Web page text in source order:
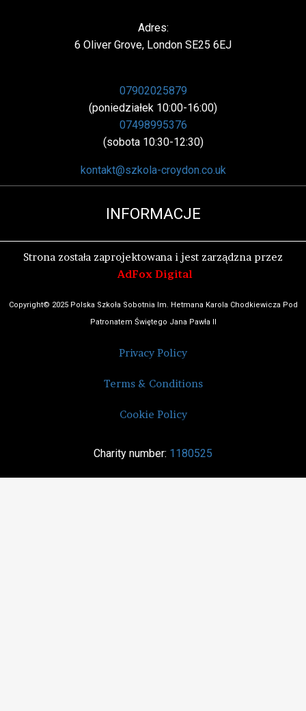
Adres:
6 Oliver Grove, London SE25 6EJ
07902025879
(poniedziałek 10:00-16:00)
07498995376
(sobota 10:30-12:30)
kontakt@szkola-croydon.co.uk
INFORMACJE
Strona została zaprojektowana i jest zarządzna przez
AdFox Digital
Copyright© 2025 Polska Szkoła Sobotnia Im. Hetmana Karola Chodkiewicza Pod
Patronatem Świętego Jana Pawła II
Privacy Policy
Terms & Conditions
Cookie Policy
Charity number: 1180525